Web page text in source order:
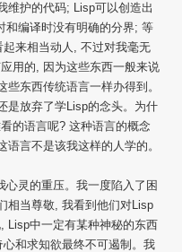
维护的代码; Lisp可以创造出
和编译时没有明确的分界; 等
来相当动人, 不过对我毫无
用的, 因为这些东西一般来说
东西传统语言一样办得到。
是放弃了学Lisp的念头。为什
的语言呢? 这种语言的概念
言不是该我这样的人学的。
心灵的重压。我一度陷入了困
相当尊敬, 我看到他们对Lisp
Lisp中一定有某种神秘的东西
和求知欲最终不可遏制。我